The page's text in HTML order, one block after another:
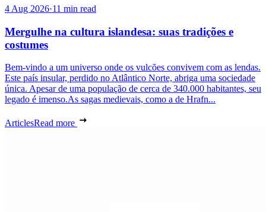
4 Aug 2026·11 min read
Mergulhe na cultura islandesa: suas tradições e
costumes
Bem-vindo a um universo onde os vulcões convivem com as lendas.
Este país insular, perdido no Atlântico Norte, abriga uma sociedade
única. Apesar de uma população de cerca de 340.000 habitantes, seu
legado é imenso.As sagas medievais, como a de Hrafn...
ArticlesRead more